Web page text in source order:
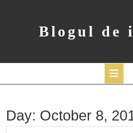
Blogul de
Day: October 8,